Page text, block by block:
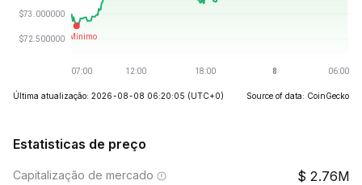
Última atualização: 2026-08-08 06:20:05 (UTC+0) Source of data: CoinGecko
Estatisticas de preço
Capitalização de mercado 2.76M